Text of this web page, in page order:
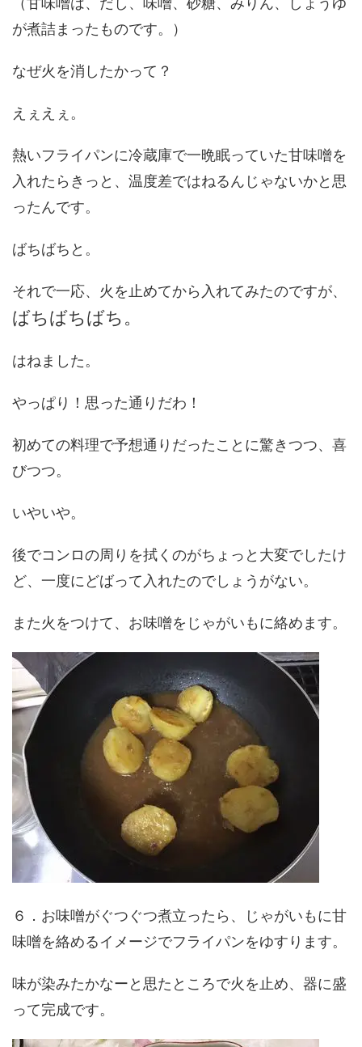
が煮詰まったものです。）
なぜ火を消したかって？
えぇえぇ。
熱いフライパンに冷蔵庫で一晩眠っていた甘味噌を
入れたらきっと、温度差ではねるんじゃないかと思
ったんです。
ばちばちと。
それで一応、火を止めてから入れてみたのですが、
ばちばちばち。
はねました。
やっぱり！思った通りだわ！
初めての料理で予想通りだったことに驚きつつ、喜
びつつ。
いやいや。
後でコンロの周りを拭くのがちょっと大変でしたけ
ど、一度にどばって入れたのでしょうがない。
また火をつけて、お味噌をじゃがいもに絡めます。
６．お味噌がぐつぐつ煮立ったら、じゃがいもに甘
味噌を絡めるイメージでフライパンをゆすります。
味が染みたかなーと思たところで火を止め、器に盛
って完成です。